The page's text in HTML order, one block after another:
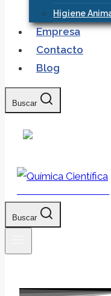
Higiene
Empresa
Contacto
Blog
Buscar
Buscar